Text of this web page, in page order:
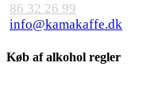
86 32 26 99
info@kamakaffe.dk
Køb af alkohol regler